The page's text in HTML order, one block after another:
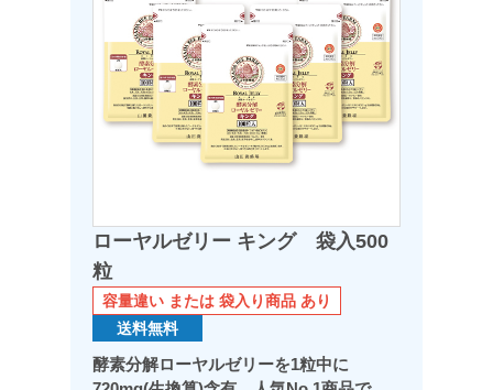
ローヤルゼリー キング 袋入500
粒
容量違い または 袋入り商品 あり
送料無料
酵素分解ローヤルゼリーを1粒中に